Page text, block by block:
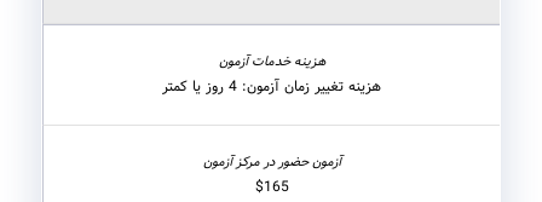
هزینه تغییر زمان آزمون: 4 روز یا کمتر
$165